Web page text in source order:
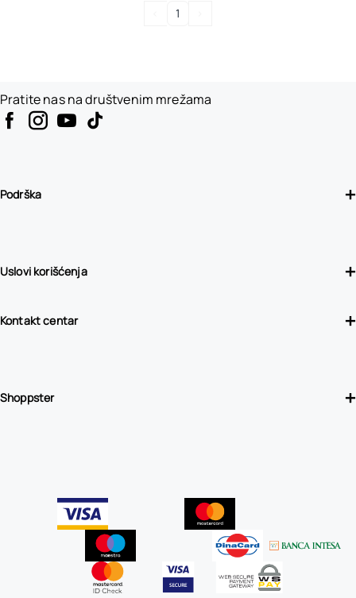
1
Podrška
Uslovi korišćenja
Kontakt centar
Shoppster
Pratite nas na društvenim mrežama